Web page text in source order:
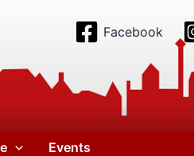
Facebook
Events